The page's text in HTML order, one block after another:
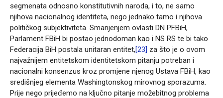
segmenata odnosno konstitutivnih naroda, i to, ne samo
njihova nacionalnog identiteta, nego jednako tamo i njihova
političkog subjektiviteta. Smanjenjem ovlasti DN PFBiH,
Parlament FBiH bi postao jednodoman kao i NS RS te bi tako
Federacija BiH postala unitaran entitet,[23] za što je o ovom
najvažnijem entitetskom identitetskom pitanju potreban i
nacionalni konsenzus kroz promjene njenog Ustava FBiH, kao
središnjeg elementa Washingtonskog mirovnog sporazuma.
Prije nego prijeđemo na ključno pitanje možebitnog problema